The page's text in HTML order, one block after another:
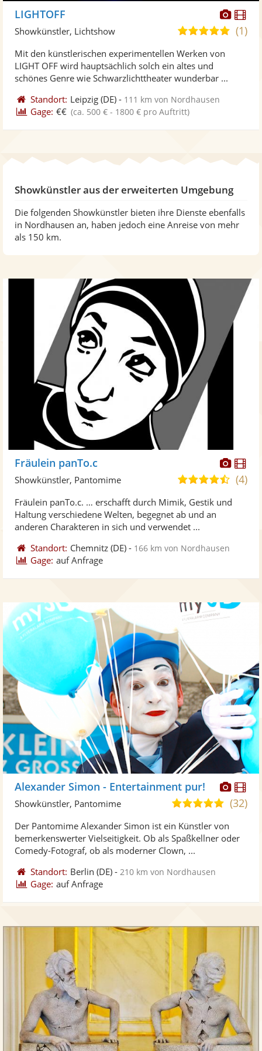
LIGHTOFF
5,0(1)
Showkünstler, Lichtshow
Mit den künstlerischen experimentellen Werken von
LIGHT OFF wird hauptsächlich solch ein altes und
schönes Genre wie Schwarzlichttheater wunderbar ...
Standort: Leipzig (DE) - 111 km von Nordhausen
Gage: €€ (ca. 500 € - 1800 € pro Auftritt)
Showkünstler aus der erweiterten Umgebung
Die folgenden Showkünstler bieten ihre Dienste ebenfalls
in Nordhausen an, haben jedoch eine Anreise von mehr
als 150 km.
Fräulein panTo.c
4,3
5
(4)
Showkünstler, Pantomime
Fräulein panTo.c. … erschafft durch Mimik, Gestik und
Haltung verschiedene Welten, begegnet ab und an
anderen Charakteren in sich und verwendet ...
Standort: Chemnitz (DE) - 166 km von Nordhausen
Gage: auf Anfrage
Alexander Simon - Entertainment pur!
5,0
5
(32)
Showkünstler, Pantomime
Der Pantomime Alexander Simon ist ein Künstler von
bemerkenswerter Vielseitigkeit. Ob als Spaßkellner oder
Comedy-Fotograf, ob als moderner Clown, ...
Standort: Berlin (DE) - 210 km von Nordhausen
Gage: auf Anfrage